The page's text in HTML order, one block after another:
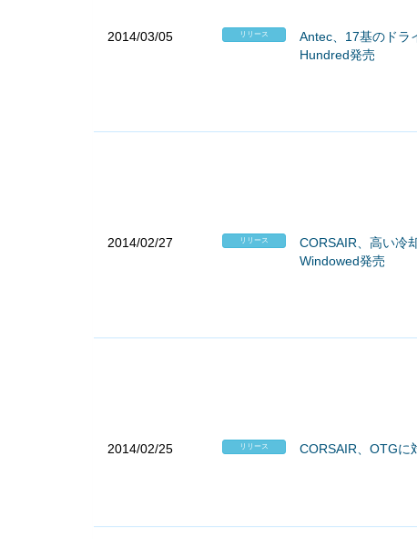
2014/03/05 リリース
Antec、17基のドラ
Hundred発売
2014/02/27 リリース
CORSAIR、高い冷
Windowed発売
2014/02/25 リリース CORSAIR、OTGに